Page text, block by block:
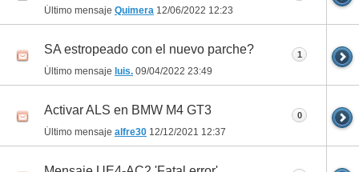
Último mensaje Quimera 12/06/2022 12:23
SA estropeado con el nuevo parche?
Último mensaje luis. 09/04/2022 23:49
1
Activar ALS en BMW M4 GT3
Último mensaje alfre30 12/12/2021 12:37
0